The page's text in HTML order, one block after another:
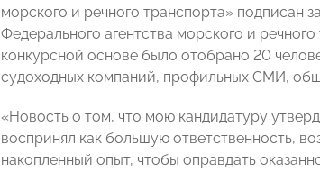
морского и речного транспорта» подписан
Федерального агентства морского и
конкурсной основе было отобрано 20
судоходных компаний, профильных СМИ,
«Новость о том, что мою кандидатуру
воспринял как большую ответственность,
накопленный опыт, чтобы оправдать